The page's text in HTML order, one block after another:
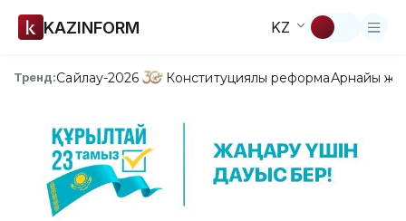
KAZINFORM KZ
Тренд:Сайлау-2026 Конституциялық реформаАрнайы